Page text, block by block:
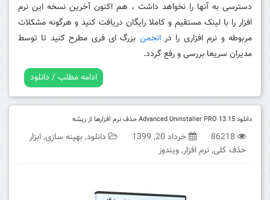
دسترسی به آنها را نخواهد داشت ، هم اکنون آخرین نسخه این نرم
افزار را با لینک مستقیم و کاملا رایگان دریافت کنید و هرگونه مشکلات
مربوطه و نرم افزاری را درانجمن بزرگ ای فری مطرح کنید تا توسط
مدیران سریعا بررسی و رفع گردد.
ادامه مطلب / دانلود
دانلود Advanced Uninstaller PRO 13.15 حذف نرم افزارها از ریشه
86218 خرداد 20, 1399 دانلود,بهینه سازی,ابزار
حذف کلی,نرم افزار,ویندوز